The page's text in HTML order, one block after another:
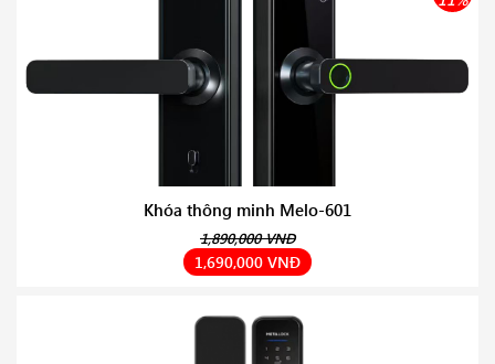
Khóa thông minh Melo-601
1,890,000 VNĐ
1,690,000 VNĐ